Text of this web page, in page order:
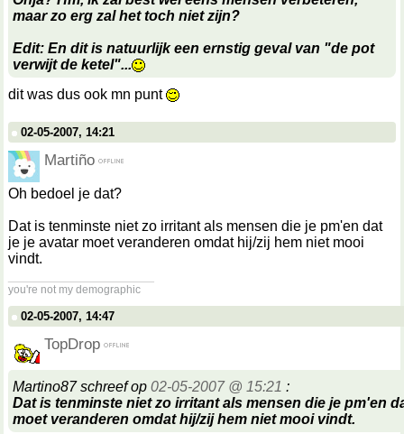
maar zo erg zal het toch niet zijn?
Edit: En dit is natuurlijk een ernstig geval van "de pot
verwijt de ketel"...
dit was dus ook mn punt
02-05-2007, 14:21
Martiño
Oh bedoel je dat?
Dat is tenminste niet zo irritant als mensen die je pm'en dat
je je avatar moet veranderen omdat hij/zij hem niet mooi
vindt.
you're not my demographic
02-05-2007, 14:47
TopDrop
Martino87 schreef op 02-05-2007 @ 15:21 :
Dat is tenminste niet zo irritant als mensen die je pm'en
moet veranderen omdat hij/zij hem niet mooi vindt.